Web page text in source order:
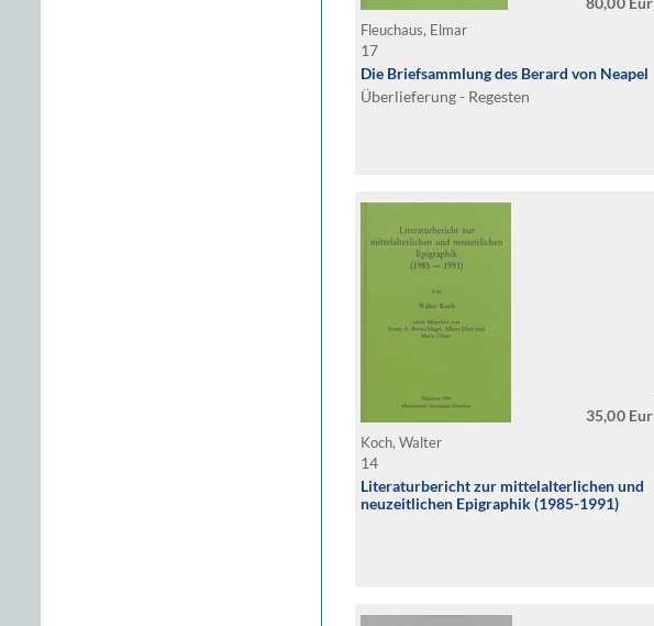
Fleuchaus, Elmar
17
Die Briefsammlung des Berard von Neapel
Überlieferung - Regesten
35,00 Eur
Koch, Walter
14
Literaturbericht zur mittelalterlichen und
neuzeitlichen Epigraphik (1985-1991)